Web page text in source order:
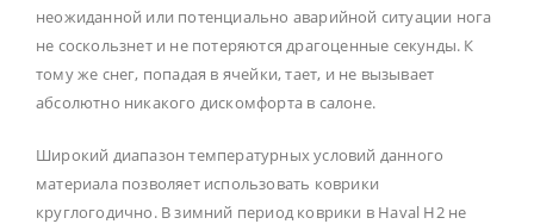
неожиданной или потенциально аварийной ситуации нога
не соскользнет и не потеряются драгоценные секунды. К
тому же снег, попадая в ячейки, тает, и не вызывает
абсолютно никакого дискомфорта в салоне.
Широкий диапазон температурных условий данного
материала позволяет использовать коврики
круглогодично. В зимний период коврики в Haval H2 не